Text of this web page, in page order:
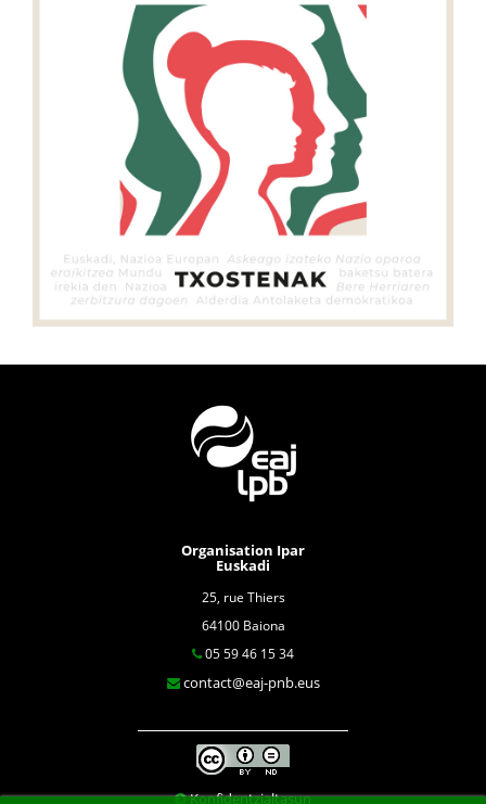
Organisation Ipar
Euskadi
25, rue Thiers
64100 Baiona
05 59 46 15 34
contact@eaj-pnb.eus
Konfidentzialtasun